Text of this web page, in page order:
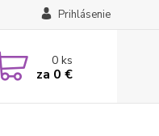
Prihlásenie
0ks
za 0 €